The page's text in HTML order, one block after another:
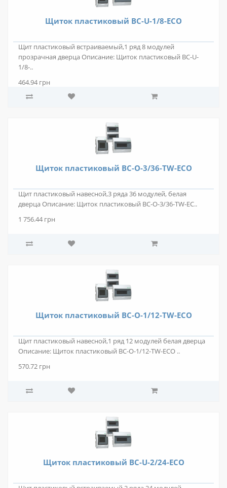
Щиток пластиковый BC-U-1/8-ECO
Щит пластиковый встраиваемый,1 ряд 8 модулей
прозрачная дверца Описание: Щиток пластиковый BC-U-
1/8-..
464.94 грн
Щиток пластиковый BC-O-3/36-TW-ECO
Щит пластиковый навесной,3 ряда 36 модулей, белая
дверца Описание: Щиток пластиковый BC-O-3/36-TW-EC..
1 756.44 грн
Щиток пластиковый BC-O-1/12-TW-ECO
Щит пластиковый навесной,1 ряд 12 модулей белая дверца
Описание: Щиток пластиковый BC-O-1/12-TW-ECO ..
570.72 грн
Щиток пластиковый BC-U-2/24-ECO